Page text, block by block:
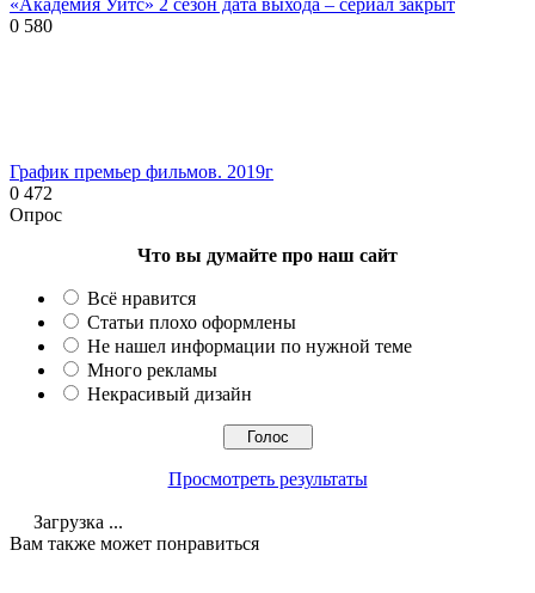
0 580
График премьер фильмов. 2019г
0 472
Опрос
Что вы думайте про наш сайт
Всё нравится
Статьи плохо оформлены
Не нашел информации по нужной теме
Много рекламы
Некрасивый дизайн
Просмотреть результаты
Загрузка ...
Вам также может понравиться